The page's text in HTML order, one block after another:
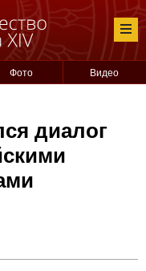
Фото Видео
диалог